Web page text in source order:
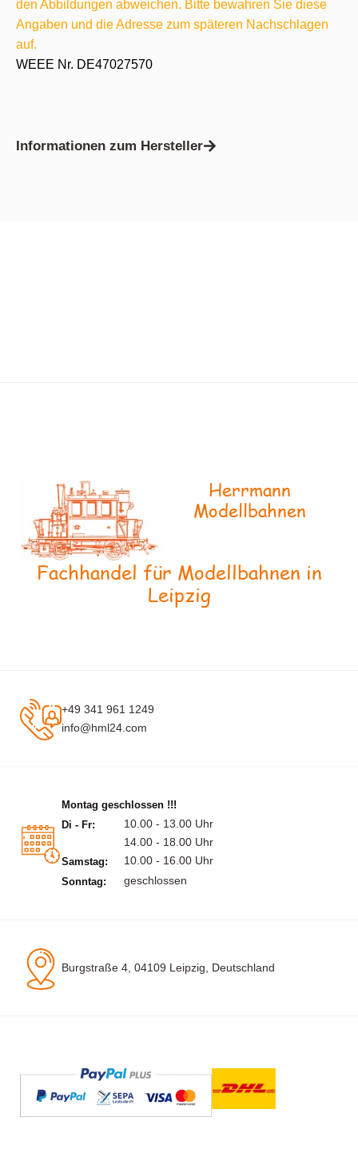
den Abbildungen abweichen. Bitte bewahren Sie diese
Angaben und die Adresse zum späteren Nachschlagen
auf.
WEEE Nr. DE47027570
Informationen zum Hersteller
Herrmann
Modellbahnen
Fachhandel für Modellbahnen in
Leipzig
+49 341 961 1249
info@hml24.com
Montag geschlossen !!!
Di - Fr:
10.00 - 13.00 Uhr
14.00 - 18.00 Uhr
Samstag: 10.00 - 16.00 Uhr
Sonntag: geschlossen
Burgstraße 4, 04109 Leipzig, Deutschland